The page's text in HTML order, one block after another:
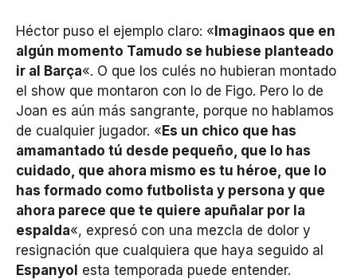
Héctor puso el ejemplo claro: «Imaginaos que en
algún momento Tamudo se hubiese planteado
ir al Barça«. O que los culés no hubieran montado
el show que montaron con lo de Figo. Pero lo de
Joan es aún más sangrante, porque no hablamos
de cualquier jugador. «Es un chico que has
amamantado tú desde pequeño, que lo has
cuidado, que ahora mismo es tu héroe, que lo
has formado como futbolista y persona y que
ahora parece que te quiere apuñalar por la
espalda«, expresó con una mezcla de dolor y
resignación que cualquiera que haya seguido al
Espanyol esta temporada puede entender.